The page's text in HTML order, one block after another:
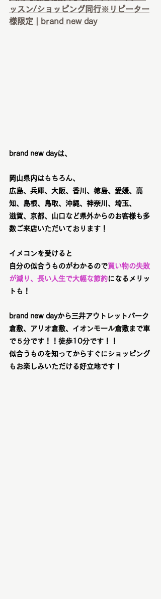
ッスン/ショッピング同行※リピーター
様限定 | brand new day
brand new dayは、
岡山県内はもちろん、
広島、兵庫、大阪、香川、徳島、愛媛、高
知、島根、鳥取、沖縄、神奈川、埼玉、
滋賀、京都、山口など県外からのお客様も多
数ご来店いただいております！
イメコンを受けると
自分の似合うものがわかるので買い物の失敗
が減り、長い人生で大幅な節約になるメリッ
トも！
brand new dayから三井アウトレットパーク
倉敷、アリオ倉敷、イオンモール倉敷まで車
で５分です！！徒歩10分です！！
似合うものを知ってからすぐにショッピング
もお楽しみいただける好立地です！